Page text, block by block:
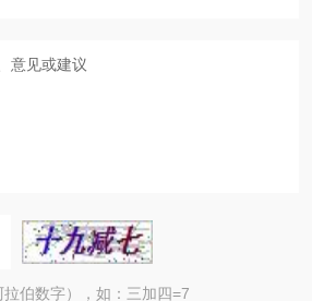
伯数字），如：三加四=7